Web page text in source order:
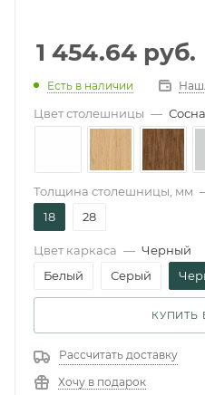
1 454.64 руб.
Есть в наличии
Цвет столешницы —
Толщина столешницы, мм
18
28
Цвет каркаса — Черный
Белый
Серый
КУПИТЬ
Рассчитать доставку
Хочу в подарок